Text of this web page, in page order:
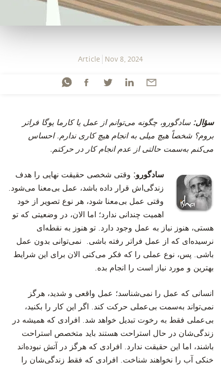
Article Nov 8, 2024
سؤال: سادگورو، چگونه می‌توانم از عمل یا کارما یوگا فراتر
بروم؟ شخصاً هیچ میلی به انجام هیچ کاری ندارم. احساس
می‌کنم به‌سمت حالتی از عدم انجام کار در حرکتم.
سادگورو: وقتی شخصی حقیقت نهایی را هدف
زندگی‌اش قرار داده باشد، عمل بی‌معنا می‌شود.
وقتی عمل بی‌معنا شود، هر نوع تصویر از خود
اهمیت چندانی ندارد؛ اما الان، در وضعیتی که تو
هستی، هنوز نیاز به عمل وجود دارد. تو هنوز به نقطه‌ای
نرسیده‌ای که از عمل فراتر رفته باشی. نمی‌توانی بدون عمل
باشی. پس، نوع عملی را که فکر می‌کنی الان برای این شرایط
بهترین و مورد نیاز است را انجام بده.
انسانی که عمل را نمی‌شناسد؛ عمل واقعی و شدید، هرگز
نمی‌تواند به‌سمت بی‌عملی حرکت کند. اگر این کار را بکنید،
بی‌عملی فقط به رخوت تبدیل خواهد شد. افرادی که همیشه در
زندگی‌شان در حال استراحت هستند باید متخصص استراحت
باشند، اما این حقیقت ندارد. افرادی که هرگز در آتش نبوده‌اند
خنکی آب را نخواهند شناخت. افرادی که فقط زندگی‌شان را